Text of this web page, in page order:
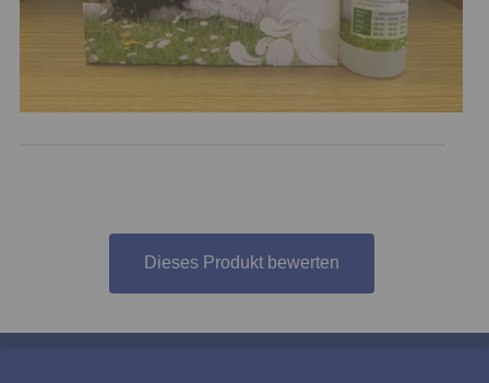
Dieses Produkt bewerten